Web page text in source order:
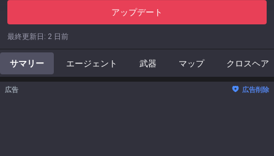
アップデート
最終更新日 : 2 日前
サマリー エージェント 武器 マップ クロスヘア
広告 広告削除